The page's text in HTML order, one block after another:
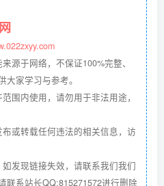
源于网络，不保证100%完整、
家学习与参考。
围内使用，请勿用于非法用途，
或转载任何违法的相关信息，访
发现链接失效，请联系我们我们
联系站长QQ:815271572进行删除